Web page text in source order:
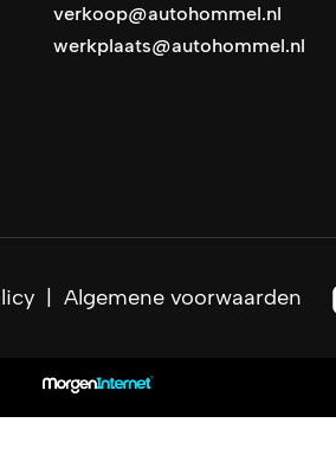
verkoop@autohommel.nl
werkplaats@autohommel.nl
Algemene voorwaarden